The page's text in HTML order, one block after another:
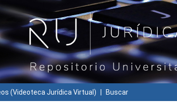
(Videoteca Jurídica Virtual) Buscar